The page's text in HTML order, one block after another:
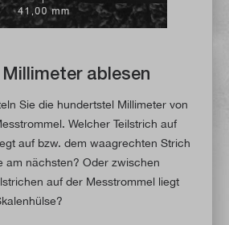
ablesen
Sie die hundertstel Millimeter von
Welcher Teilstrich auf
auf bzw. dem waagrechten Strich
am nächsten? Oder zwischen
auf der Messtrommel liegt